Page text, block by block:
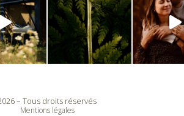
– Tous droits réservés
Mentions légales